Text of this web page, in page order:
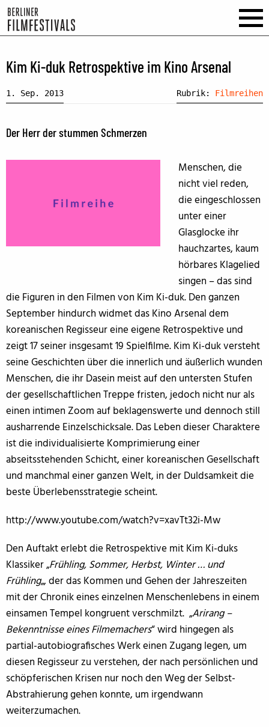
Kim Ki-duk Retrospektive im Kino Arsenal
1. Sep. 2013 Rubrik: Filmreihen
Der Herr der stummen Schmerzen
Menschen, die
nicht viel reden,
die eingeschlossen
unter einer
Glasglocke ihr
hauchzartes, kaum
hörbares Klagelied
singen – das sind
die Figuren in den Filmen von Kim Ki-duk. Den ganzen
September hindurch widmet das Kino Arsenal dem
koreanischen Regisseur eine eigene Retrospektive und
zeigt 17 seiner insgesamt 19 Spielfilme. Kim Ki-duk versteht
seine Geschichten über die innerlich und äußerlich wunden
Menschen, die ihr Dasein meist auf den untersten Stufen
der gesellschaftlichen Treppe fristen, jedoch nicht nur als
einen intimen Zoom auf beklagenswerte und dennoch still
ausharrende Einzelschicksale. Das Leben dieser Charaktere
ist die individualisierte Komprimierung einer
abseitsstehenden Schicht, einer koreanischen Gesellschaft
und manchmal einer ganzen Welt, in der Duldsamkeit die
beste Überlebensstrategie scheint.
http://www.youtube.com/watch?v=xavTt32i-Mw
Den Auftakt erlebt die Retrospektive mit Kim Ki-duks
Klassiker „Frühling, Sommer, Herbst, Winter … und
Frühling„, der das Kommen und Gehen der Jahreszeiten
mit der Chronik eines einzelnen Menschenlebens in einem
einsamen Tempel kongruent verschmilzt. „Arirang –
Bekenntnisse eines Filmemachers“ wird hingegen als
partial-autobiografisches Werk einen Zugang legen, um
diesen Regisseur zu verstehen, der nach persönlichen und
schöpferischen Krisen nur noch den Weg der Selbst-
Abstrahierung gehen konnte, um irgendwann
weiterzumachen.